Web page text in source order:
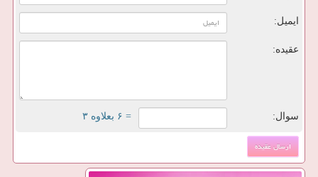
ایمیل:
عقیده:
سوال: = ۶ بعلاوه ۳